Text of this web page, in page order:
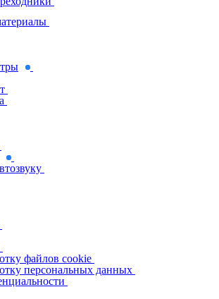
файлов cookie
персональных данных